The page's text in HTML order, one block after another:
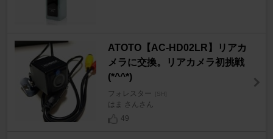
ATOTO【AC-HD02LR】リアカ
メラに交換。リアカメラ初挑戦
(*^^*)
フォレスター [SH]
はま さんさん
49